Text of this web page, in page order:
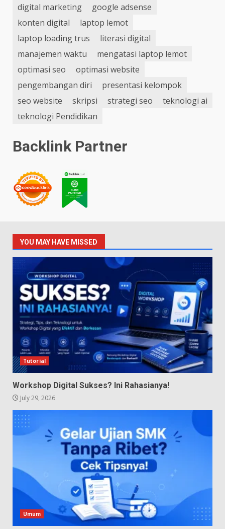
digital marketing
google adsense
konten digital
laptop lemot
laptop loading trus
literasi digital
manajemen waktu
mengatasi laptop lemot
optimasi seo
optimasi website
pengembangan diri
presentasi kelompok
seo website
skripsi strategi seo
teknologi ai
teknologi Pendidikan
Backlink Partner
YOU MAY HAVE MISSED
Tutorial
Workshop Digital Sukses? Ini Rahasianya!
July 29, 2026
Umum